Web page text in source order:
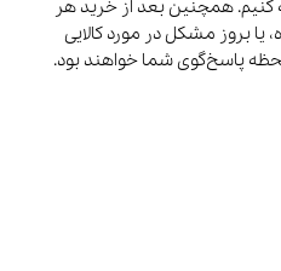
کنیم. همچنین بعد از خرید هر
یا بروز مشکل در مورد کالایی
پاسخ‌گوی شما خواهند بود.